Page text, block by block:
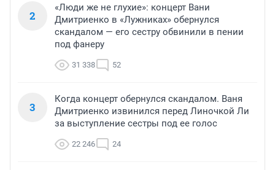
2
«Люди же не глухие»: концерт Вани
Дмитриенко в «Лужниках» обернулся
скандалом — его сестру обвинили в пении
под фанеру
31 338 52
3
Когда концерт обернулся скандалом. Ваня
Дмитриенко извинился перед Линочкой Ли
за выступление сестры под ее голос
22 246 24